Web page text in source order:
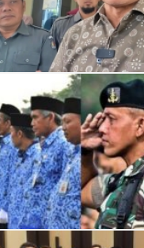
ASN, TNI, dan Polri wajib
(Foto: Istimewa)
KPU Berau